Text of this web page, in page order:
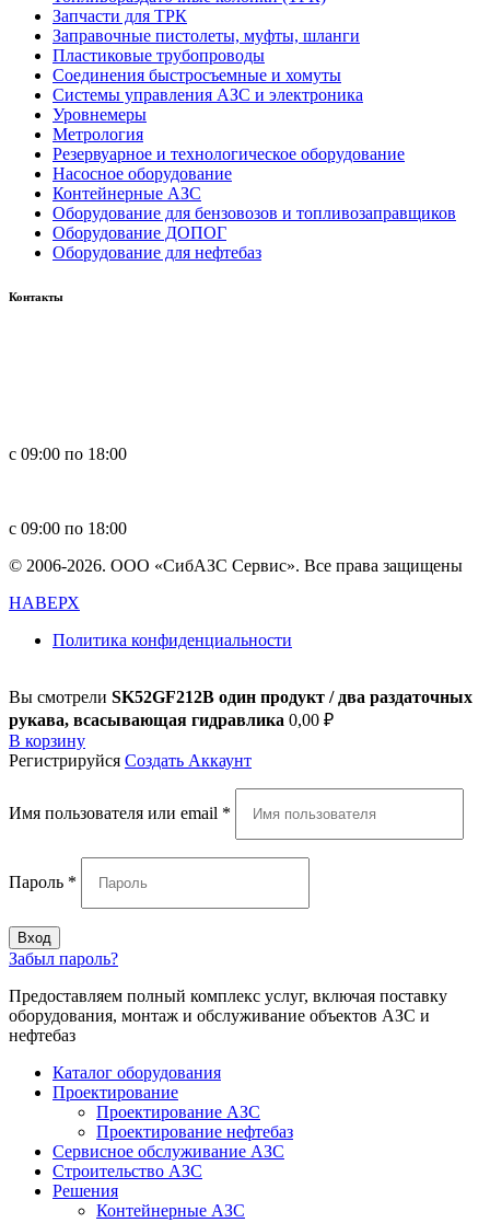
Запчасти для ТРК
Заправочные пистолеты, муфты, шланги
Пластиковые трубопроводы
Соединения быстросъемные и хомуты
Системы управления АЗС и электроника
Уровнемеры
Метрология
Резервуарное и технологическое оборудование
Насосное оборудование
Контейнерные АЗС
Оборудование для бензовозов и топливозаправщиков
Оборудование ДОПОГ
Оборудование для нефтебаз
Контакты
с 09:00 по 18:00
с 09:00 по 18:00
© 2006-2026. ООО «СибАЗС Сервис». Все права защищены
НАВЕРХ
Политика конфиденциальности
Вы смотрели SK52GF212B один продукт / два раздаточных
рукава, всасывающая гидравлика 0,00 ₽
В корзину
Регистрируйся Создать Аккаунт
Имя пользователя или email *
Пароль *
Вход
Забыл пароль?
Предоставляем полный комплекс услуг, включая поставку
оборудования, монтаж и обслуживание объектов АЗС и
нефтебаз
Каталог оборудования
Проектирование
Проектирование АЗС
Проектирование нефтебаз
Cервисное обслуживание АЗС
Строительство АЗС
Решения
Контейнерные АЗС